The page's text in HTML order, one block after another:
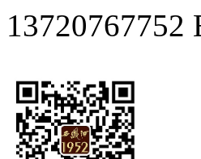
13720767752